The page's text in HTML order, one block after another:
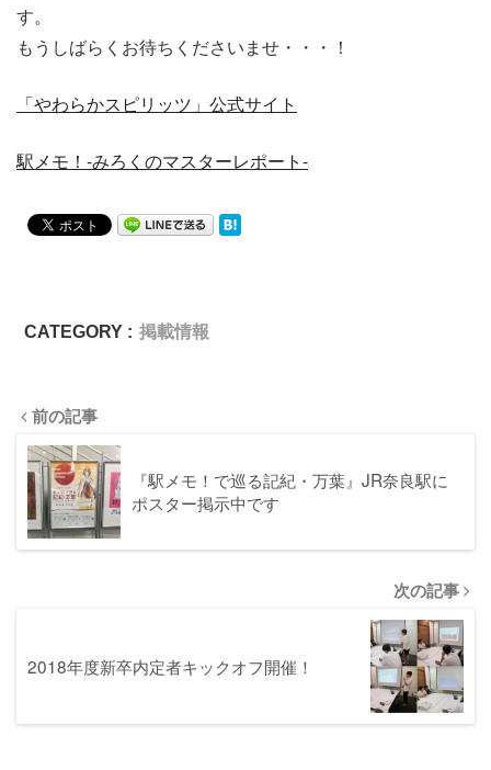
す。
もうしばらくお待ちくださいませ・・・！
「やわらかスピリッツ」公式サイト
駅メモ！-みろくのマスターレポート-
CATEGORY : 掲載情報
前の記事
『駅メモ！で巡る記紀・万葉』JR奈良駅に
ポスター掲示中です
次の記事
2018年度新卒内定者キックオフ開催！